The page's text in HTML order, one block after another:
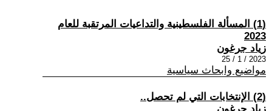
(1) المسألة الفلسطينية والتداعيات المرتقبة للعام
2023
زياد جرغون
2023 / 1 / 25
مواضيع وابحاث سياسية
(2) الإنتخابات التي لم تحصل..